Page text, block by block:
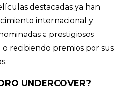
destacadas ya han
internacional y
a prestigiosos
o recibiendo premios por sus
UNDERCOVER?